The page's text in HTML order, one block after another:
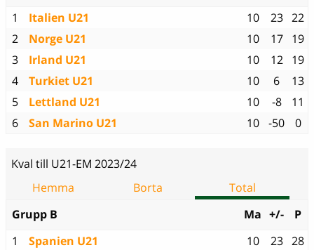
1
Italien U21 10 23 22
2
Norge U21 10 17
19
3
Irland U21 10 12
19
4
Turkiet U21 10 6
13
5
Lettland U21 10 -8
11
6
San Marino U21 10 -50 0
Kval till U21-EM 2023/24
Hemma
Borta
Total
Grupp B
Ma +/-
P
1
Spanien U21 10 23 28